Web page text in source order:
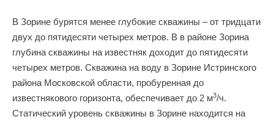
В Зорине бурятся менее глубокие скважины – от тридцати
двух до пятидесяти четырех метров. В в районе Зорина
глубина скважины на известняк доходит до пятидесяти
четырех метров. Скважина на воду в Зорине Истринского
района Московской области, пробуренная до
известнякового горизонта, обеспечивает до 2 м3/ч.
Статический уровень скважины в Зорине находится на